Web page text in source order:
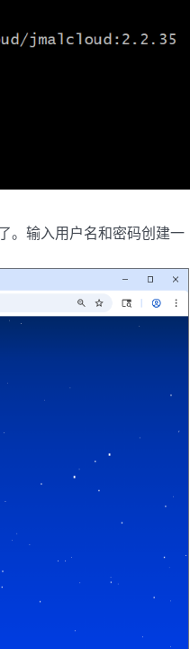
。输入用户名和密码创建一